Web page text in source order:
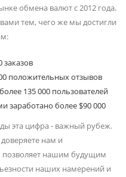
обмена валют с 2012 года.
тем, чего же мы достигли
заказов
положительных отзывов
135 000 пользователей
заработано более $90 000
эта цифра - важный рубеж.
нам и
позволяет нашим будущим
наших намерений и